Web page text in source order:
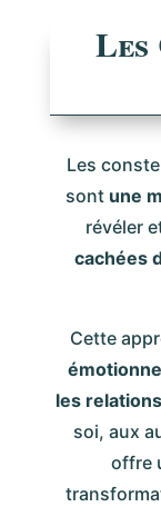
Les
sont une
révéler
cachées
Cette
les relations
soi, aux
offre